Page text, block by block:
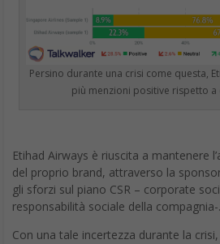
Persino durante una crisi come questa,
del proprio brand, attraverso la
gli sforzi sul piano CSR – corporate
responsabilità sociale della compagnia-.
Con una tale incertezza durante la crisi,
dimostrare di essere aperti e sicuri